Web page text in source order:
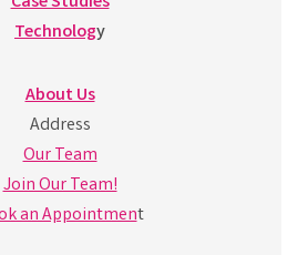
Technology
About Us
Address
Our Team
Join Our Team!
an Appointment